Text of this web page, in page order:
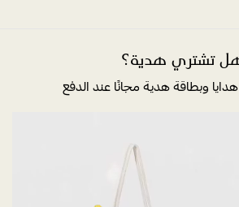
تشتري هدية؟
وبطاقة هدية مجانًا عند الدفع